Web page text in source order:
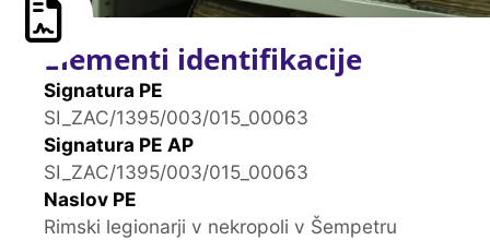
Elementi identifikacije
Signatura PE
SI_ZAC/1395/003/015_00063
Signatura PE AP
SI_ZAC/1395/003/015_00063
Naslov PE
Rimski legionarji v nekropoli v Šempetru